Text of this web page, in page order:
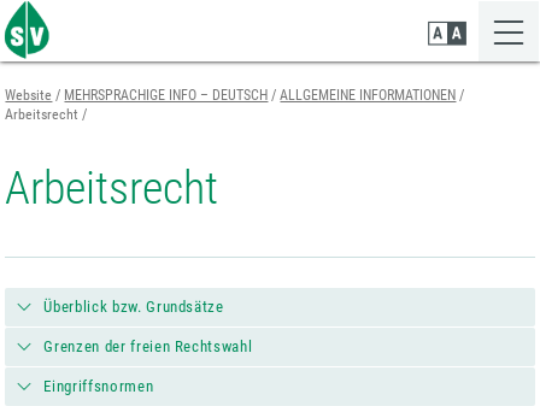
Zum
Seiteninhalt
springen
Zur
Navigation
springen
Zur
Mobilen
Navigation
springen
Website MEHRSPRACHIGE INFO – DEUTSCH
ALLGEMEINE INFORMATIONEN
Arbeitsrecht
Arbeitsrecht
Überblick bzw. Grundsätze
Grenzen der freien Rechtswahl
Eingriffsnormen